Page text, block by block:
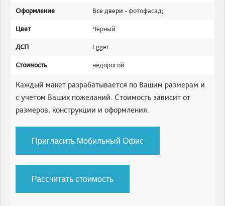
Оформление Все двери -фотофасад;
Цвет Черный
ДСП Egger
Стоимость недорогой
Каждый макет разрабатывается по Вашим размерам и
с учетом Ваших пожеланий. Стоимость зависит от
размеров, конструкции и оформления.
Пригласить Мобильный Офис
Рассчитать стоимость